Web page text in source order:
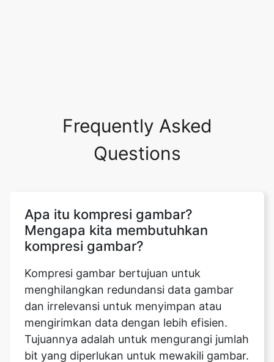
Apa itu kompresi gambar?
Kompresi gambar bertujuan untuk
menghilangkan redundansi data gambar
dan irrelevansi untuk menyimpan atau
mengirimkan data dengan lebih efisien.
Tujuannya adalah untuk mengurangi jumlah
bit yang diperlukan untuk mewakili gambar.
Ada dua jenis kompresi gambar: lossy dan
lossless. Manfaat utama kompresi adalah
penghematan perangkat keras